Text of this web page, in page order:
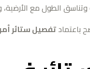
وتناسق الطول مع
باعتمادتفصيل ستائر